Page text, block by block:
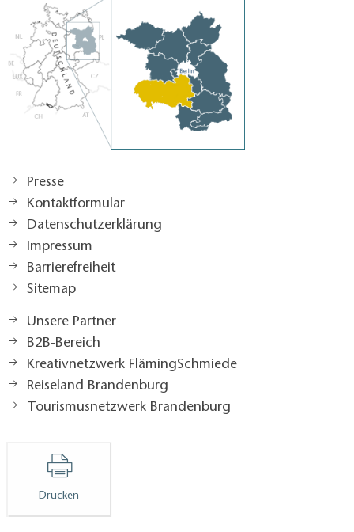
Presse
Kontaktformular
Datenschutzerklärung
Impressum
Barrierefreiheit
Sitemap
Unsere Partner
B2B-Bereich
Kreativnetzwerk FlämingSchmiede
Reiseland Brandenburg
Tourismusnetzwerk Brandenburg
Drucken